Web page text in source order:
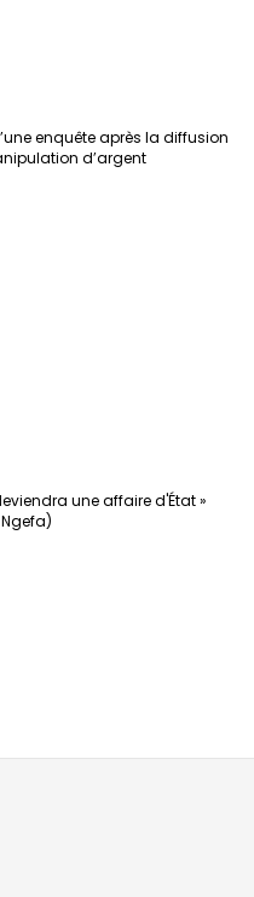
enquête après la diffusion
d’argent
une affaire d'État »